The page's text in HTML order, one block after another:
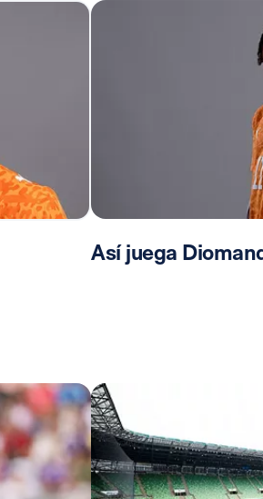
Así juega